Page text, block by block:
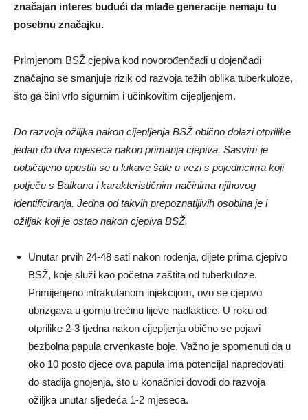
značajan interes budući da mlađe generacije nemaju tu
posebnu značajku.
Primjenom BSŽ cjepiva kod novorođenčadi u dojenčadi
značajno se smanjuje rizik od razvoja težih oblika tuberkuloze,
što ga čini vrlo sigurnim i učinkovitim cijepljenjem.
Do razvoja ožiljka nakon cijepljenja BSŽ obično dolazi otprilike
jedan do dva mjeseca nakon primanja cjepiva. Sasvim je
uobičajeno upustiti se u lukave šale u vezi s pojedincima koji
potječu s Balkana i karakterističnim načinima njihovog
identificiranja. Jedna od takvih prepoznatljivih osobina je i
ožiljak koji je ostao nakon cjepiva BSŽ.
Unutar prvih 24-48 sati nakon rođenja, dijete prima cjepivo
BSŽ, koje služi kao početna zaštita od tuberkuloze.
Primijenjeno intrakutanom injekcijom, ovo se cjepivo
ubrizgava u gornju trećinu lijeve nadlaktice. U roku od
otprilike 2-3 tjedna nakon cijepljenja obično se pojavi
bezbolna papula crvenkaste boje. Važno je spomenuti da u
oko 10 posto djece ova papula ima potencijal napredovati
do stadija gnojenja, što u konačnici dovodi do razvoja
ožiljka unutar sljedeća 1-2 mjeseca.